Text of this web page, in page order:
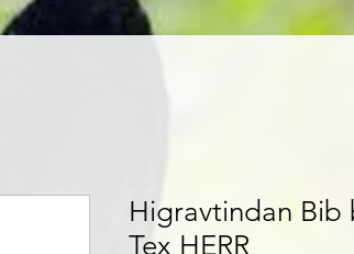
Higravtindan Bib
Tex HERR